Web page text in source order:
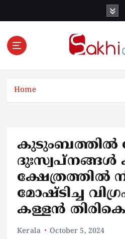
Online News
Home
കുടുംബത്തിൽ
ക്ഷേത്രത്തിൽ
മോഷ്ടിച്ച
കള്ളൻ
Kerala October 5, 2024